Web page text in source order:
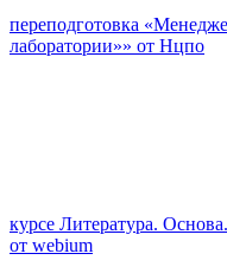
переподготовка
лаборатории»» от Нцпо
курсе Литература.
от webium